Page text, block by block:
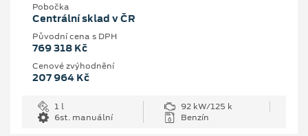
Pobočka
Centrální sklad v ČR
Původní cena s DPH
769 318 Kč
Cenové zvýhodnění
207 964 Kč
1 l
92 kW/125 k
6st. manuální
Benzín